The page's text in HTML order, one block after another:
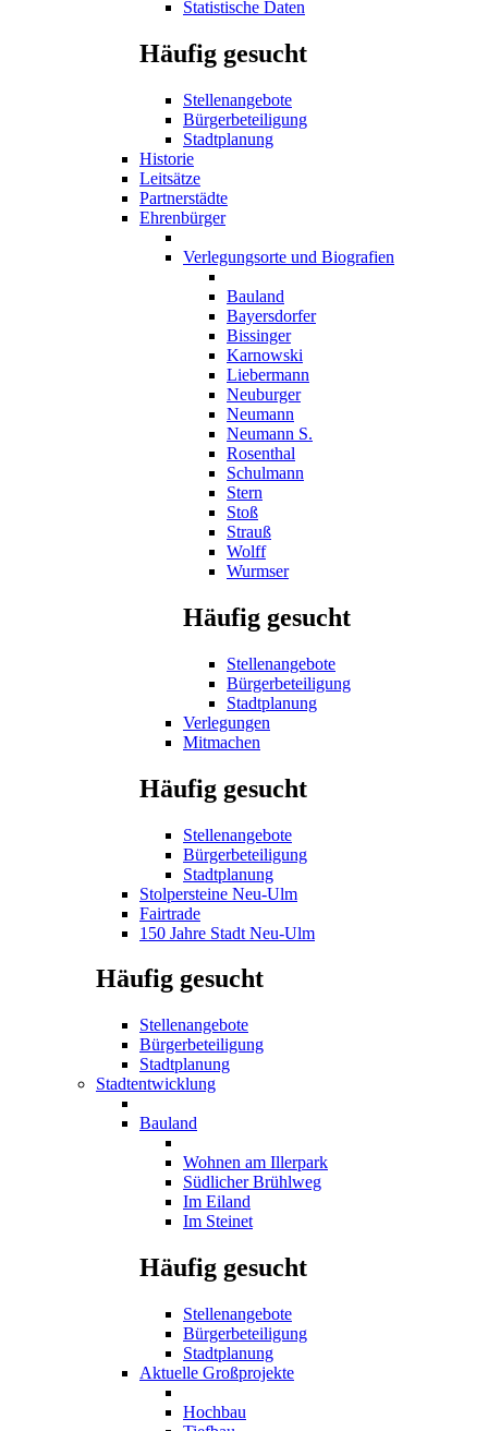
Statistische Daten
Häufig gesucht
Stellenangebote
Bürgerbeteiligung
Stadtplanung
Historie
Leitsätze
Partnerstädte
Ehrenbürger
Verlegungsorte und Biografien
Bauland
Bayersdorfer
Bissinger
Karnowski
Liebermann
Neuburger
Neumann
Neumann S.
Rosenthal
Schulmann
Stern
Stoß
Strauß
Wolff
Wurmser
Häufig gesucht
Stellenangebote
Bürgerbeteiligung
Stadtplanung
Verlegungen
Mitmachen
Häufig gesucht
Stellenangebote
Bürgerbeteiligung
Stadtplanung
Stolpersteine Neu-Ulm
Fairtrade
150 Jahre Stadt Neu-Ulm
Häufig gesucht
Stellenangebote
Bürgerbeteiligung
Stadtplanung
Stadtentwicklung
Bauland
Wohnen am Illerpark
Südlicher Brühlweg
Im Eiland
Im Steinet
Häufig gesucht
Stellenangebote
Bürgerbeteiligung
Stadtplanung
Aktuelle Großprojekte
Hochbau